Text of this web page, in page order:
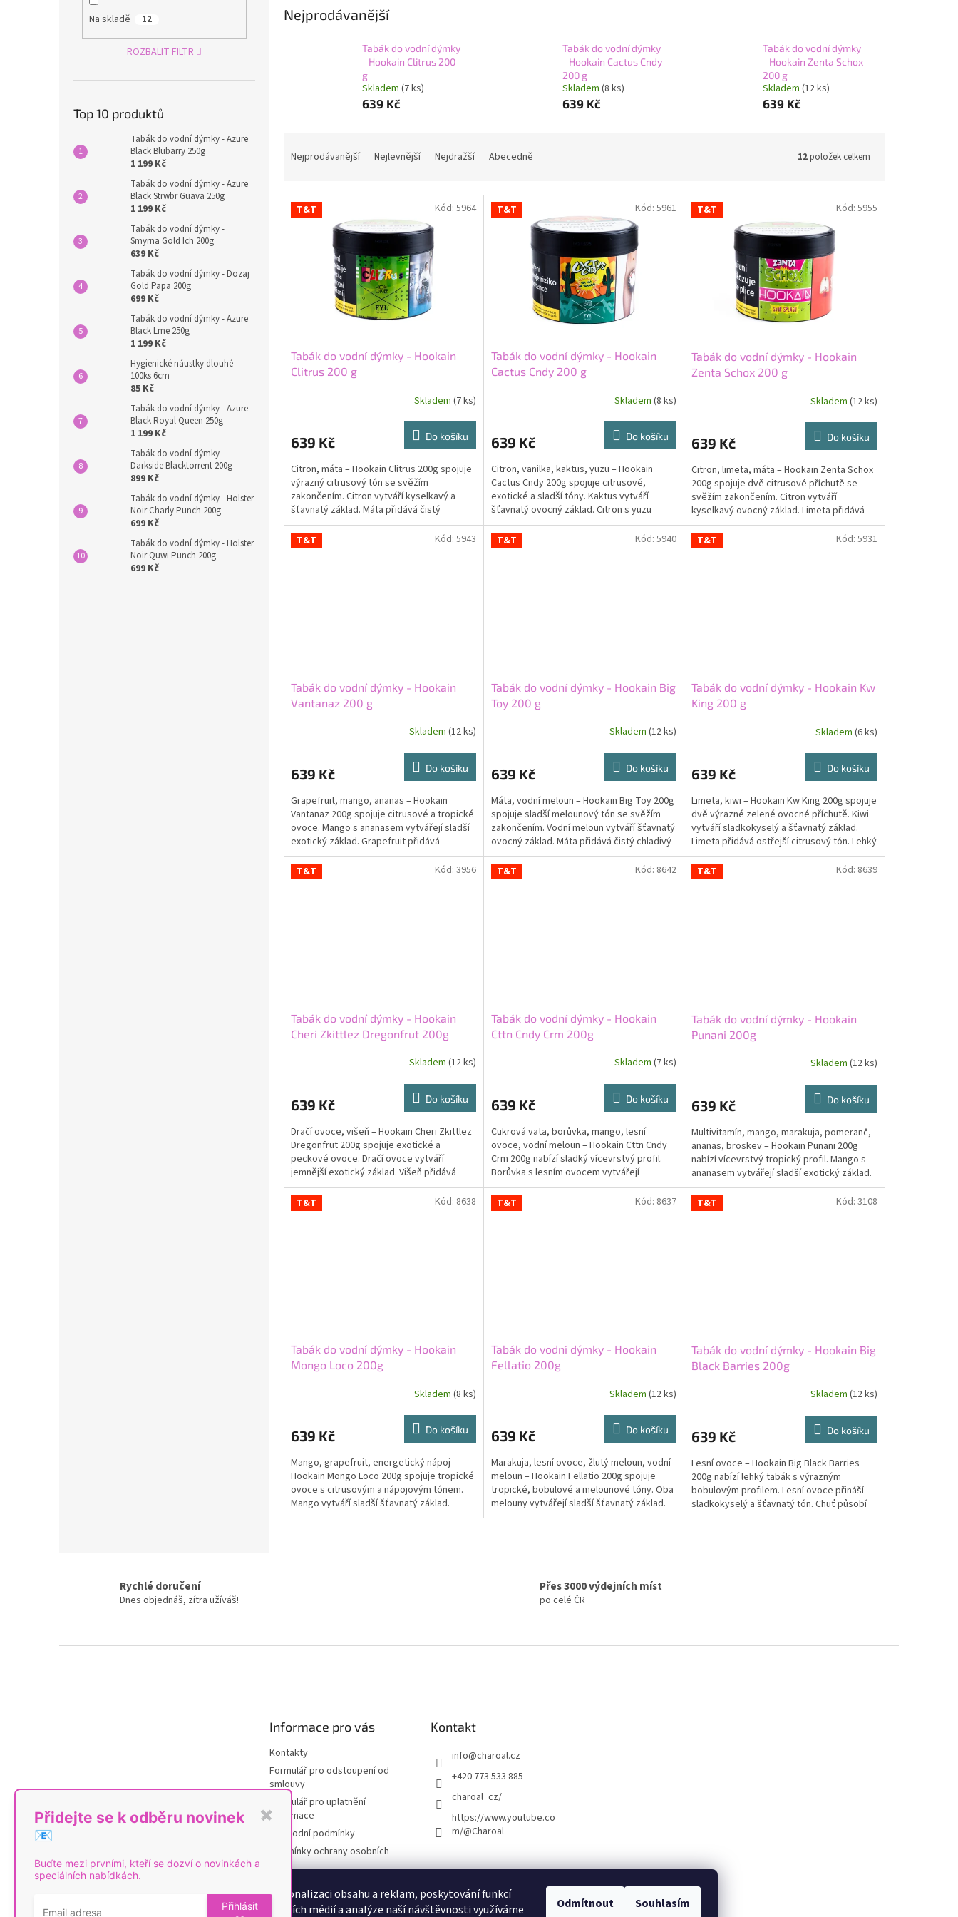
K personalizaci obsahu a reklam, poskytování funkcí
sociálních médií a analýze naší návštěvnosti využíváme
Odmítnout Souhlasím
Na skladě 12
ROZBALIT FILTR
Top 10 produktů
Tabák do vodní dýmky - Azure
Black Blubarry 250g
1 199 Kč
Tabák do vodní dýmky - Azure
Black Strwbr Guava 250g
1 199 Kč
Tabák do vodní dýmky -
Smyrna Gold Ich 200g
639 Kč
Tabák do vodní dýmky - Dozaj
Gold Papa 200g
699 Kč
Tabák do vodní dýmky - Azure
Black Lme 250g
1 199 Kč
Hygienické náustky dlouhé
100ks 6cm
85 Kč
Tabák do vodní dýmky - Azure
Black Royal Queen 250g
1 199 Kč
Tabák do vodní dýmky -
Darkside Blacktorrent 200g
899 Kč
Tabák do vodní dýmky - Holster
Noir Charly Punch 200g
699 Kč
Tabák do vodní dýmky - Holster
Noir Quwi Punch 200g
699 Kč
Nejprodávanější
Tabák do vodní dýmky
- Hookain Clitrus 200
g
Skladem (7 ks)
639 Kč
Tabák do vodní dýmky
- Hookain Cactus Cndy
200 g
Skladem (8 ks)
639 Kč
Tabák do vodní dýmky
- Hookain Zenta Schox
200 g
Skladem (12 ks)
639 Kč
n
Nejprodávanější Nejlevnější Nejdražší Abecedně 12položek celkem
V T&T
Tabák do vodní dýmky - Hookain
Clitrus 200 g
Skladem (7 ks)
639 Kč Do košíku
Citron, máta – Hookain Clitrus 200g spojuje
výrazný citrusový tón se svěžím
zakončením. Citron vytváří kyselkavý a
šťavnatý základ. Máta přidává čistý
chladivý charakter. Lehký...
Kód: 5964 T&T
Tabák do vodní dýmky - Hookain
Cactus Cndy 200 g
Skladem (8 ks)
639 Kč Do košíku
Citron, vanilka, kaktus, yuzu – Hookain
Cactus Cndy 200g spojuje citrusové,
exotické a sladší tóny. Kaktus vytváří
šťavnatý ovocný základ. Citron s yuzu
přidávají kyselkavý...
Kód: 5961 T&T
Tabák do vodní dýmky - Hookain
Zenta Schox 200 g
Skladem (12 ks)
639 Kč Do košíku
Citron, limeta, máta – Hookain Zenta Schox
200g spojuje dvě citrusové příchutě se
svěžím zakončením. Citron vytváří
kyselkavý ovocný základ. Limeta přidává
ostřejší zelený...
Kód: 5955
T&T
Tabák do vodní dýmky - Hookain
Vantanaz 200 g
Skladem (12 ks)
639 Kč Do košíku
Grapefruit, mango, ananas – Hookain
Vantanaz 200g spojuje citrusové a tropické
ovoce. Mango s ananasem vytvářejí sladší
exotický základ. Grapefruit přidává
kyselkavý a jemně...
Kód: 5943 T&T
Tabák do vodní dýmky - Hookain Big
Toy 200 g
Skladem (12 ks)
639 Kč Do košíku
Máta, vodní meloun – Hookain Big Toy 200g
spojuje sladší melounový tón se svěžím
zakončením. Vodní meloun vytváří šťavnatý
ovocný základ. Máta přidává čistý chladivý
charakter....
Kód: 5940 T&T
Tabák do vodní dýmky - Hookain Kw
King 200 g
Skladem (6 ks)
639 Kč Do košíku
Limeta, kiwi – Hookain Kw King 200g spojuje
dvě výrazné zelené ovocné příchutě. Kiwi
vytváří sladkokyselý a šťavnatý základ.
Limeta přidává ostřejší citrusový tón. Lehký
tabák...
Kód: 5931
T&T
Tabák do vodní dýmky - Hookain
Cheri Zkittlez Dregonfrut 200g
Skladem (12 ks)
639 Kč Do košíku
Dračí ovoce, višeň – Hookain Cheri Zkittlez
Dregonfrut 200g spojuje exotické a
peckové ovoce. Dračí ovoce vytváří
jemnější exotický základ. Višeň přidává
výraznější sladkokyselý...
Kód: 3956 T&T
Tabák do vodní dýmky - Hookain
Cttn Cndy Crm 200g
Skladem (7 ks)
639 Kč Do košíku
Cukrová vata, borůvka, mango, lesní
ovoce, vodní meloun – Hookain Cttn Cndy
Crm 200g nabízí sladký vícevrstvý profil.
Borůvka s lesním ovocem vytvářejí
bobulový základ. Mango...
Kód: 8642 T&T
Tabák do vodní dýmky - Hookain
Punani 200g
Skladem (12 ks)
639 Kč Do košíku
Multivitamín, mango, marakuja, pomeranč,
ananas, broskev – Hookain Punani 200g
nabízí vícevrstvý tropický profil. Mango s
ananasem vytvářejí sladší exotický základ.
Marakuja...
Kód: 8639
T&T
Tabák do vodní dýmky - Hookain
Mongo Loco 200g
Skladem (8 ks)
639 Kč Do košíku
Mango, grapefruit, energetický nápoj –
Hookain Mongo Loco 200g spojuje tropické
ovoce s citrusovým a nápojovým tónem.
Mango vytváří sladší šťavnatý základ.
Kód: 8638 T&T
Tabák do vodní dýmky - Hookain
Fellatio 200g
Skladem (12 ks)
639 Kč Do košíku
Marakuja, lesní ovoce, žlutý meloun, vodní
meloun – Hookain Fellatio 200g spojuje
tropické, bobulové a melounové tóny. Oba
melouny vytvářejí sladší šťavnatý základ.
Kód: 8637 T&T
Tabák do vodní dýmky - Hookain Big
Black Barries 200g
Skladem (12 ks)
639 Kč Do košíku
Lesní ovoce – Hookain Big Black Barries
200g nabízí lehký tabák s výrazným
bobulovým profilem. Lesní ovoce přináší
sladkokyselý a šťavnatý tón. Chuť působí
Kód: 3108
d
a
p
Rychlé doručení
Dnes objednáš, zítra užíváš!
Přes 3000 výdejních míst
po celé ČR
Informace pro vás
Kontakty
Formulář pro odstoupení od
smlouvy
Formulář pro uplatnění
reklamace
Obchodní podmínky
Podmínky ochrany osobních
od smlouvy
Kontakt
info@charoal.cz
+420 773 533 885
charoal_cz/
https://www.youtube.co
m/@Charoal
Přidejte se k odběru novinek
📧
✖
Buďte mezi prvními, kteří se dozví o novinkách a
speciálních nabídkách.
Přihlásit